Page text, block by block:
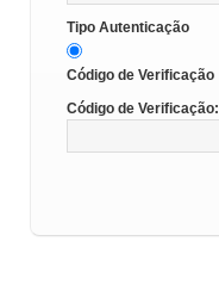
Tipo Autenticação
Código de Verificação
Código de Verificação: